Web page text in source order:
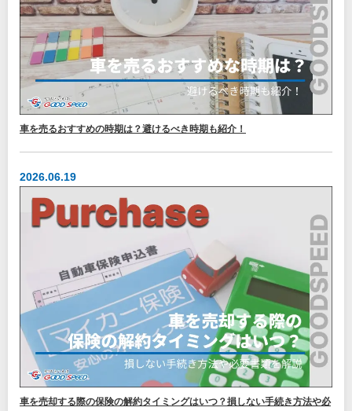
車を売るおすすめの時期は？避けるべき時期も紹介！
2026.06.19
車を売却する際の保険の解約タイミングはいつ？損しない手続き方法や必